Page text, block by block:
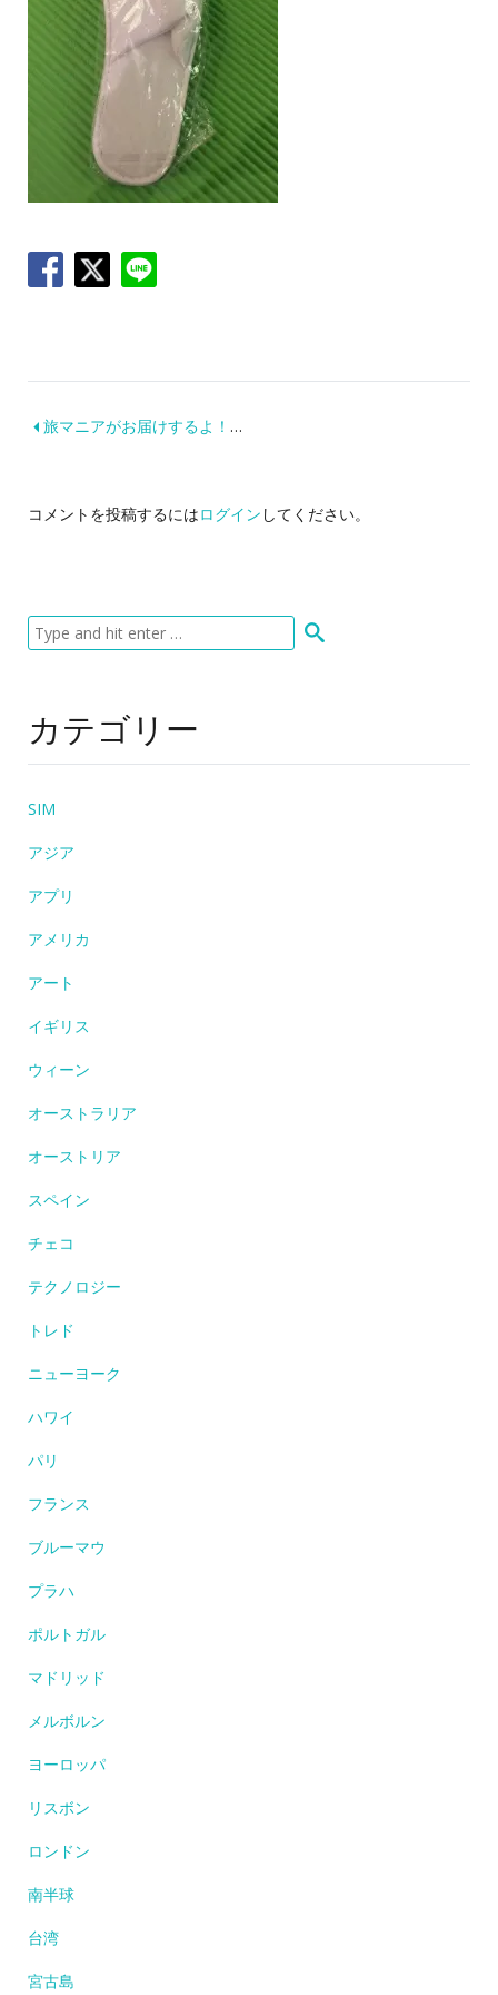
旅マニアがお届けするよ！長め旅行のオススメ旅グッズ！
コメントを投稿するにはログイン してください。
カテゴリー
SIM
アジア
アプリ
アメリカ
アート
イギリス
ウィーン
オーストラリア
オーストリア
スペイン
チェコ
テクノロジー
トレド
ニューヨーク
ハワイ
パリ
フランス
ブルーマウ
プラハ
ポルトガル
マドリッド
メルボルン
ヨーロッパ
リスボン
ロンドン
南半球
台湾
宮古島